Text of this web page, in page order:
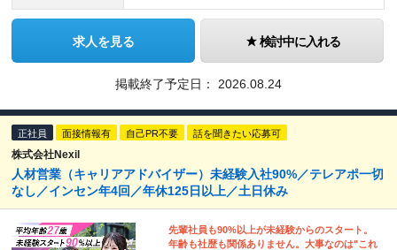
求人を見る 検討中に入れる
掲載終了予定日： 2026.08.24
正社員 面接情報有 自己PR不要 話を聞きたい応募可
株式会社Nexil
人材営業（キャリアアドバイザー）未経験入社90%／テレアポ一切
なし／インセン年4回／年休125日以上／土日休み
先輩社員も90%以上が未経験からのスタート。
年齢も社歴も関係ありません。大事なのは"これ